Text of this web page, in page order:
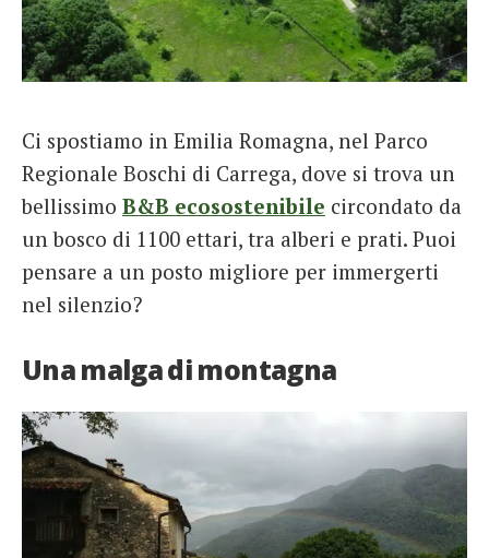
Ci spostiamo in Emilia Romagna, nel Parco
Regionale Boschi di Carrega, dove si trova un
bellissimo B&B ecosostenibile circondato da
un bosco di 1100 ettari, tra alberi e prati. Puoi
pensare a un posto migliore per immergerti
nel silenzio?
Una malga di montagna